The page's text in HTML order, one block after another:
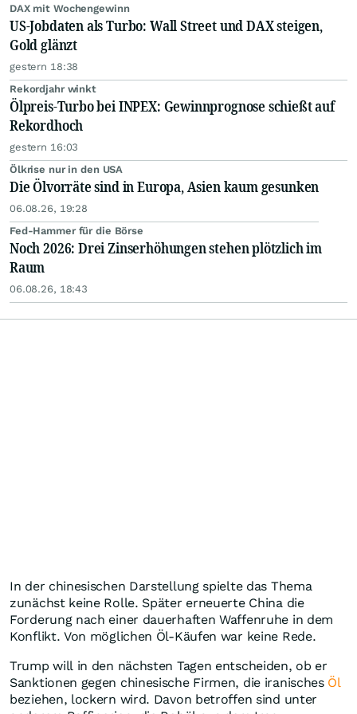
DAX mit Wochengewinn
US-Jobdaten als Turbo: Wall Street und DAX steigen,
Gold glänzt
gestern 18:38
Rekordjahr winkt
Ölpreis-Turbo bei INPEX: Gewinnprognose schießt auf
Rekordhoch
gestern 16:03
Ölkrise nur in den USA
Die Ölvorräte sind in Europa, Asien kaum gesunken
06.08.26, 19:28
Fed-Hammer für die Börse
Noch 2026: Drei Zinserhöhungen stehen plötzlich im
Raum
06.08.26, 18:43
In der chinesischen Darstellung spielte das Thema
zunächst keine Rolle. Später erneuerte China die
Forderung nach einer dauerhaften Waffenruhe in dem
Konflikt. Von möglichen Öl-Käufen war keine Rede.
Trump will in den nächsten Tagen entscheiden, ob er
Sanktionen gegen chinesische Firmen, die iranisches Öl
beziehen, lockern wird. Davon betroffen sind unter